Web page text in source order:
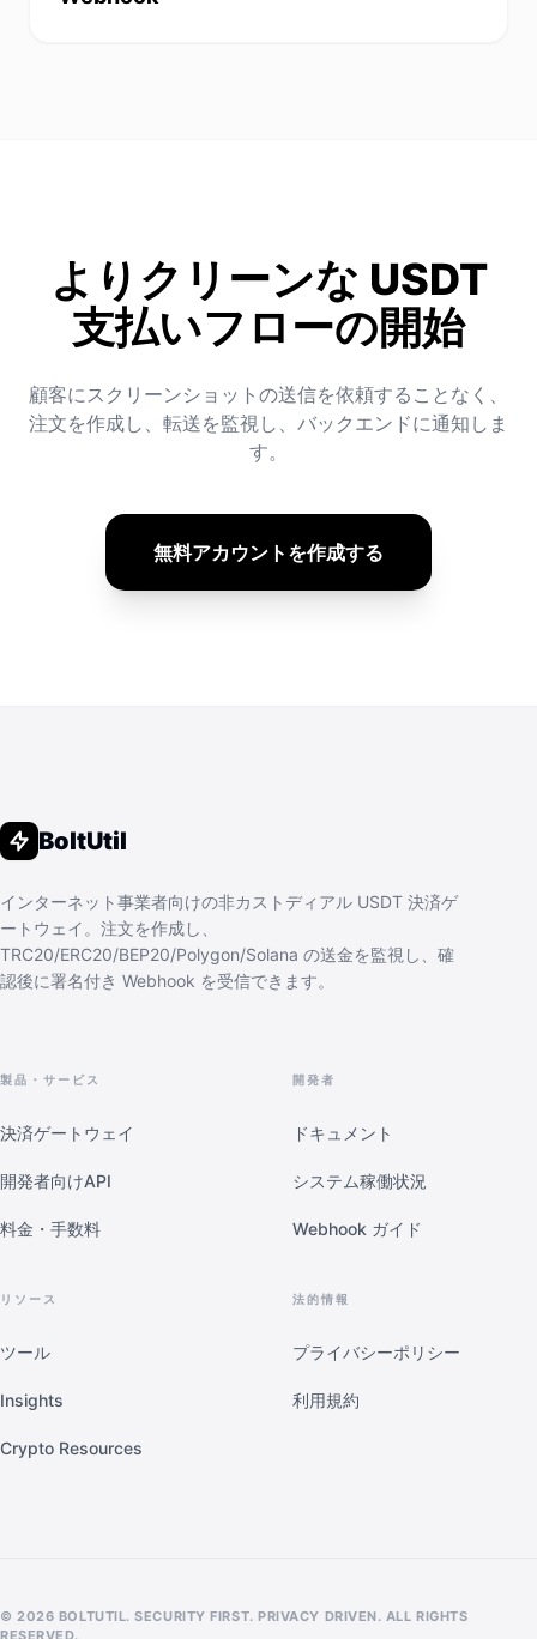
よりクリーンな USDT
支払いフローの開始
顧客にスクリーンショットの送信を依頼することなく、
注文を作成し、転送を監視し、バックエンドに通知しま
す。
無料アカウントを作成する
BoltUtil
インターネット事業者向けの非カストディアル USDT 決済ゲ
ートウェイ。注文を作成し、
TRC20/ERC20/BEP20/Polygon/Solana の送金を監視し、確
認後に署名付き Webhook を受信できます。
製品・サービス
決済ゲートウェイ
開発者向けAPI
料金・手数料
開発者
ドキュメント
システム稼働状況
Webhook ガイド
リソース
ツール
Insights
Crypto Resources
法的情報
プライバシーポリシー
利用規約
© 2026 BOLTUTIL. SECURITY FIRST. PRIVACY DRIVEN. ALL RIGHTS
RESERVED.